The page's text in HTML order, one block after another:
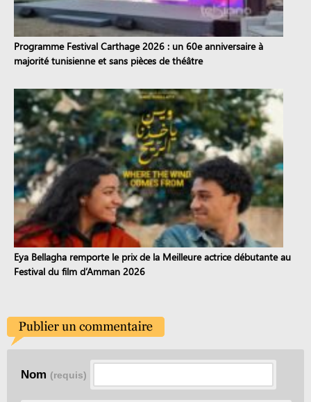
Programme Festival Carthage 2026 : un 60e anniversaire à
majorité tunisienne et sans pièces de théâtre
Eya Bellagha remporte le prix de la Meilleure actrice débutante au
Festival du film d’Amman 2026
Nom (requis)